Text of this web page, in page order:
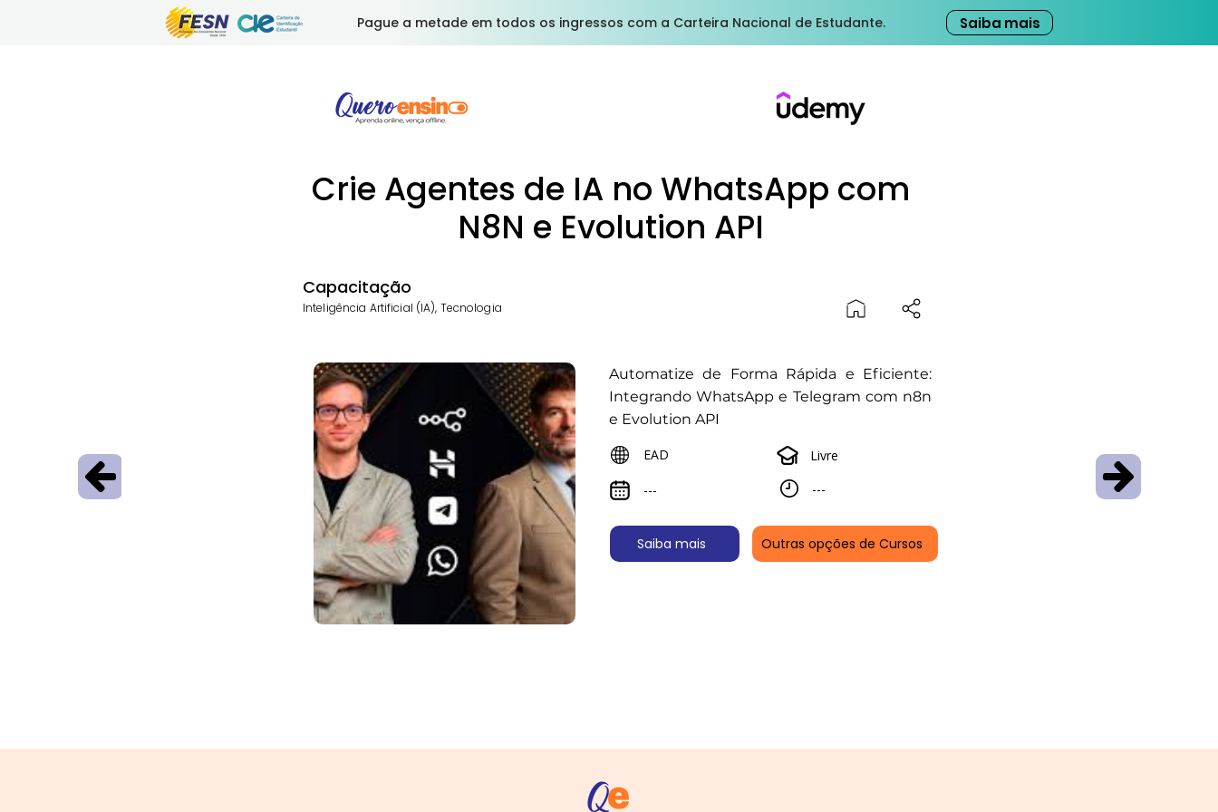
Pague a metade em todos os ingressos com a Carteira Nacional de Estudante. Saiba mais
Crie Agentes de IA no WhatsApp com
N8N e Evolution API
Capacitação
Inteligência Artificial (IA), Tecnologia
Automatize de Forma Rápida e Eficiente:
Integrando WhatsApp e Telegram com n8n
e Evolution API
EAD
Livre
---
---
Saiba mais Outras opções de Cursos